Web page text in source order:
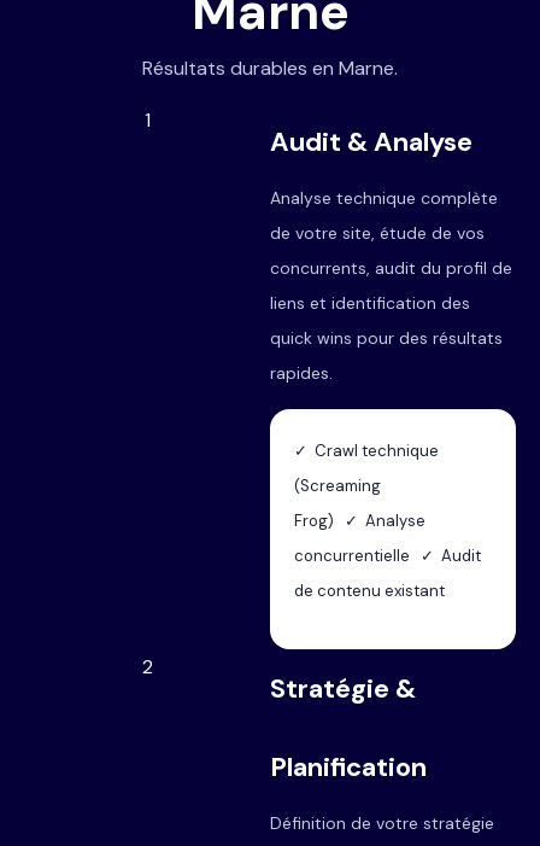
Résultats durables en Marne.
1
Audit & Analyse
Analyse technique complète
de votre site, étude de vos
concurrents, audit du profil de
liens et identification des
quick wins pour des résultats
rapides.
✓ Crawl technique
(Screaming
Frog) ✓ Analyse
concurrentielle ✓ Audit
de contenu existant
2
Stratégie &
Planification
Définition de votre stratégie